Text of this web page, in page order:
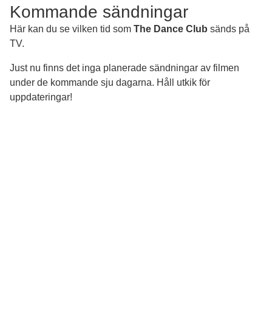
Kommande sändningar
Här kan du se vilken tid som The Dance Club sänds på
TV.
Just nu finns det inga planerade sändningar av filmen
under de kommande sju dagarna. Håll utkik för
uppdateringar!